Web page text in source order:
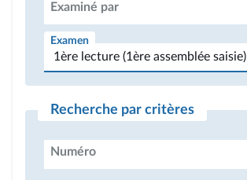
Examiné par
Examen
Recherche par critères
Numéro